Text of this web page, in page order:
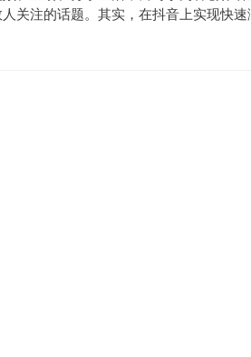
关注的话题。其实，在抖音上实现快